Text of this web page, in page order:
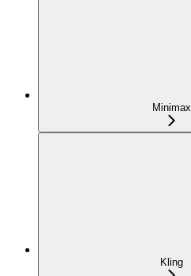
Minimax
Kling